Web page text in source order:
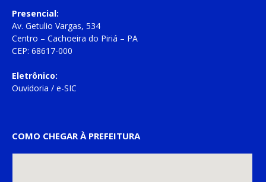
Presencial:
Av. Getulio Vargas, 534
Centro – Cachoeira do Piriá – PA
CEP: 68617-000
Eletrônico:
Ouvidoria / e-SIC
COMO CHEGAR À PREFEITURA